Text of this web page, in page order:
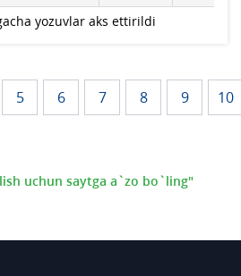
yozuvlar aks ettirildi
5 6 7 8 9 10
uchun saytga a`zo bo`ling"